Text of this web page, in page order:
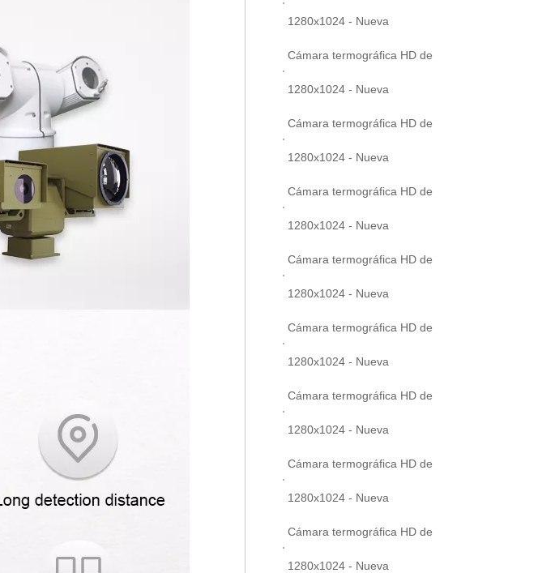
1280x1024 - Nueva
Cámara termográfica HD de
1280x1024 - Nueva
Cámara termográfica HD de
1280x1024 - Nueva
Cámara termográfica HD de
1280x1024 - Nueva
Cámara termográfica HD de
1280x1024 - Nueva
Cámara termográfica HD de
1280x1024 - Nueva
Cámara termográfica HD de
1280x1024 - Nueva
Cámara termográfica HD de
1280x1024 - Nueva
Cámara termográfica HD de
1280x1024 - Nueva